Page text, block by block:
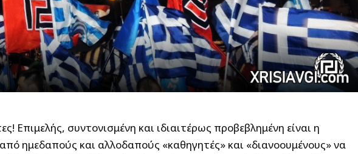
Επιμελής, συντονισμένη και ιδιαιτέρως προβεβλημένη είναι η
από ημεδαπούς και αλλοδαπούς «καθηγητές» και «διανοουμένους» να